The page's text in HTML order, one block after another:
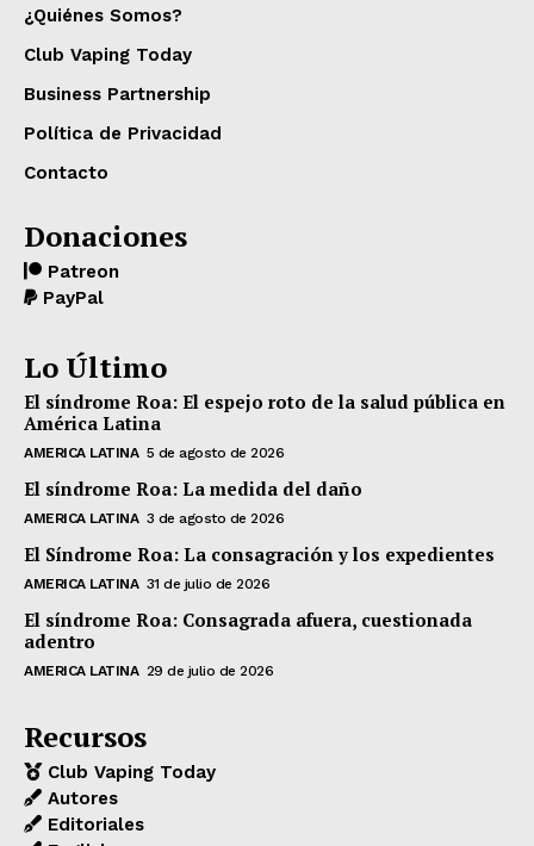
¿Quiénes Somos?
Club Vaping Today
Business Partnership
Política de Privacidad
Contacto
Donaciones
Patreon
PayPal
Lo Último
El síndrome Roa: El espejo roto de la salud pública en
América Latina
AMERICA LATINA 5 de agosto de 2026
El síndrome Roa: La medida del daño
AMERICA LATINA 3 de agosto de 2026
El Síndrome Roa: La consagración y los expedientes
AMERICA LATINA 31 de julio de 2026
El síndrome Roa: Consagrada afuera, cuestionada
adentro
AMERICA LATINA 29 de julio de 2026
Recursos
Club Vaping Today
Autores
Editoriales